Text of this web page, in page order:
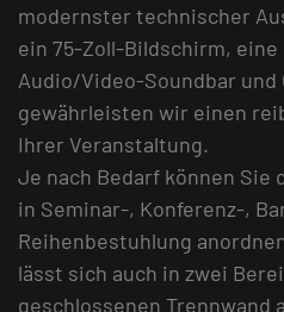
modernster technischer
ein 75-Zoll-Bildschirm,
Audio/Video-Soundbar und
gewährleisten wir einen
Ihrer Veranstaltung.
Je nach Bedarf können Sie
in Seminar-, Konferenz-,
Reihenbestuhlung
lässt sich auch in zwei
geschlossenen Trennwand